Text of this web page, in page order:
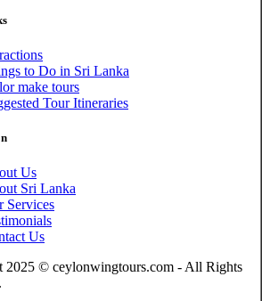
to Do in Sri Lanka
make tours
Tour Itineraries
Us
Sri Lanka
Services
Us
2025 © ceylonwingtours.com - All Rights